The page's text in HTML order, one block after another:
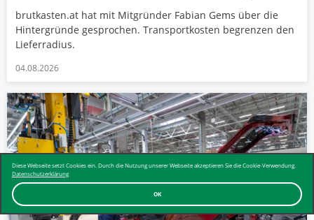
OK
Diese Webseite setzt Cookies ein. Durch die Nutzung unserer Webseite akzeptieren Sie die Cookie-Verwendung.
Datenschutzerklärung
brutkasten.at hat mit Mitgründer Fabian Gems über die
Hintergründe gesprochen. Transportkosten begrenzen den
Lieferradius.
04.08.2026